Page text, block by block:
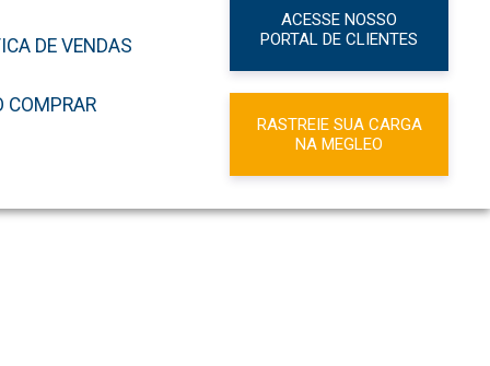
DE VENDAS
COMPRAR
ACESSE NOSSO
PORTAL DE CLIENTES
RASTREIE SUA CARGA
NA MEGLEO